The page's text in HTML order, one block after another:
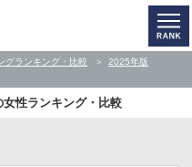
グランキング・比較
2025年版
女性ランキング・比較